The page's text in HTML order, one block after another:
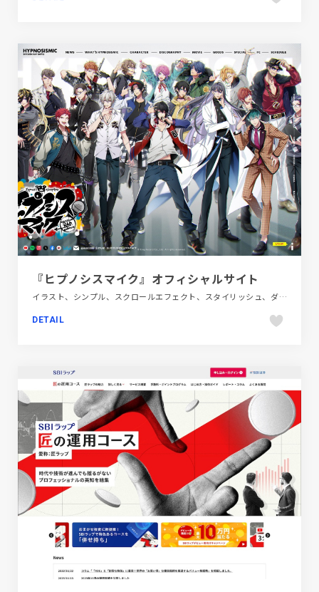
『ヒプノシスマイク』オフィシャルサイト
イラスト、シンプル、スクロールエフェクト、スタイリッシュ、ダイナミック、テレビ・アニメ・映画・芸能、ブラック系 、ブランド・サービスサイト、ブルー系、モーション多め、レッド系
DETAIL